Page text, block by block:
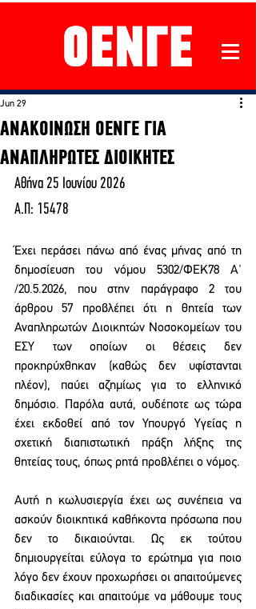
ΑΝΑΚΟΙΝΩΣΗ ΟΕΝΓΕ ΓΙΑ
ΑΝΑΠΛΗΡΩΤΕΣ ΔΙΟΙΚΗΤΕΣ
Jun 29
Αθήνα 25 Ιουνίου 2026
Α.Π: 15478
Έχει περάσει πάνω από ένας μήνας από τη
δημοσίευση του νόμου 5302/ΦΕΚ78 Α'
/20.5.2026, που στην παράγραφο 2 του
άρθρου 57 προβλέπει ότι η θητεία των
Αναπληρωτών Διοικητών Νοσοκομείων του
ΕΣΥ των οποίων οι θέσεις δεν
προκηρύχθηκαν (καθώς δεν υφίστανται
πλέον), παύει αζημίως για το ελληνικό
δημόσιο. Παρόλα αυτά, ουδέποτε ως τώρα
έχει εκδοθεί από τον Υπουργό Υγείας η
σχετική διαπιστωτική πράξη λήξης της
θητείας τους, όπως ρητά προβλέπει ο νόμος.
Αυτή η κωλυσιεργία έχει ως συνέπεια να
ασκούν διοικητικά καθήκοντα πρόσωπα που
δεν το δικαιούνται. Ως εκ τούτου
δημιουργείται εύλογα το ερώτημα για ποιο
λόγο δεν έχουν προχωρήσει οι απαιτούμενες
διαδικασίες και απαιτούμε να μάθουμε τους